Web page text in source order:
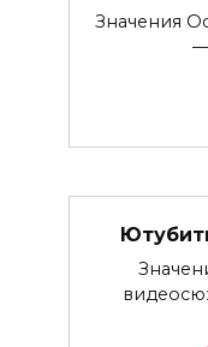
Значения